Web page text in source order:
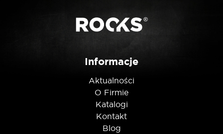
Informacje
Aktualności
O Firmie
Katalogi
Kontakt
Blog